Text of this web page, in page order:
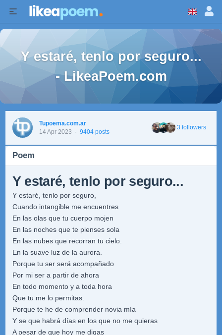
Y estaré, tenlo por seguro...
- LikeaPoem.com
Tupoema.com.ar
14 Apr 2023 · 9404 posts
3 followers
Poem
Y estaré, tenlo por seguro...
Y estaré, tenlo por seguro,
Cuando intangible me encuentres
En las olas que tu cuerpo mojen
En las noches que te pienses sola
En las nubes que recorran tu cielo.
En la suave luz de la aurora.
Porque tu ser será acompañado
Por mi ser a partir de ahora
En todo momento y a toda hora
Que tu me lo permitas.
Porque te he de comprender novia mía
Y se que habrá días en los que no me quieras
A pesar de que hoy me digas